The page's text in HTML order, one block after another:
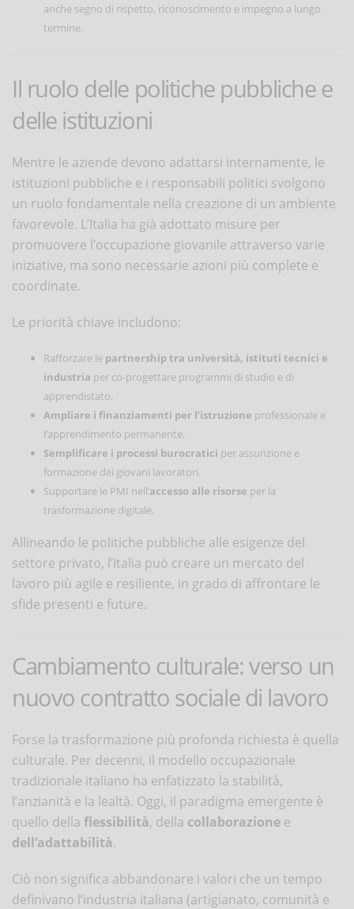
anche segno di rispetto, riconoscimento e impegno a lungo
termine.
Il ruolo delle politiche pubbliche e
delle istituzioni
Mentre le aziende devono adattarsi internamente, le
istituzioni pubbliche e i responsabili politici svolgono
un ruolo fondamentale nella creazione di un ambiente
favorevole. L’Italia ha già adottato misure per
promuovere l’occupazione giovanile attraverso varie
iniziative, ma sono necessarie azioni più complete e
coordinate.
Le priorità chiave includono:
Rafforzare le partnership tra università, istituti tecnici e
industria per co-progettare programmi di studio e di
apprendistato.
Ampliare i finanziamenti per l’istruzione professionale e
l’apprendimento permanente.
Semplificare i processi burocratici per assunzione e
formazione dei giovani lavoratori.
Supportare le PMI nell’accesso alle risorse per la
trasformazione digitale.
Allineando le politiche pubbliche alle esigenze del
settore privato, l’Italia può creare un mercato del
lavoro più agile e resiliente, in grado di affrontare le
sfide presenti e future.
Cambiamento culturale: verso un
nuovo contratto sociale di lavoro
Forse la trasformazione più profonda richiesta è quella
culturale. Per decenni, il modello occupazionale
tradizionale italiano ha enfatizzato la stabilità,
l’anzianità e la lealtà. Oggi, il paradigma emergente è
quello della flessibilità, della collaborazione e
dell’adattabilità.
Ciò non significa abbandonare i valori che un tempo
definivano l’industria italiana (artigianato, comunità e